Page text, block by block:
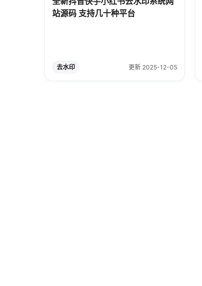
站源码 支持几十种平台
去水印 更新 2025-12-05